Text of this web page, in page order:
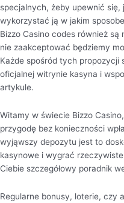
specjalnych, żeby upewnić się,
wykorzystać ją w jakim
Bizzo Casino codes również
nie zaakceptować będziemy
Każde spośród tych propozycji
oficjalnej witrynie kasyna i
artykule.
Witamy w świecie Bizzo
przygodę bez konieczności
wyjąwszy depozytu jest to
kasynowe i wygrać
Ciebie szczegółowy poradnik
Regularne bonusy, loterie, czy